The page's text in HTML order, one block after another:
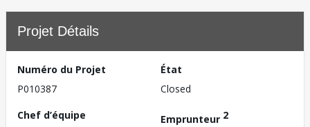
Projet Détails
Numéro du Projet
P010387
État
Closed
Chef d’équipe
Emprunteur 2